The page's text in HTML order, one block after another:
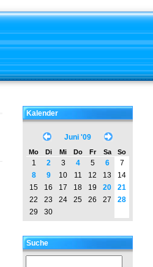
Kalender
Juni '09
Mo Di Mi Do Fr Sa So
1 2 3 4 5 6
7
8
9 10 11 12 13
14
15
16 17 18 19 20
21
22
23 24 25 26 27
28
29
30
Suche